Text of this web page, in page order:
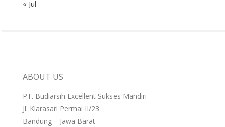
« Jul
ABOUT US
PT. Budiarsih Excellent Sukses Mandiri
Jl. Kiarasari Permai II/23
Bandung – Jawa Barat